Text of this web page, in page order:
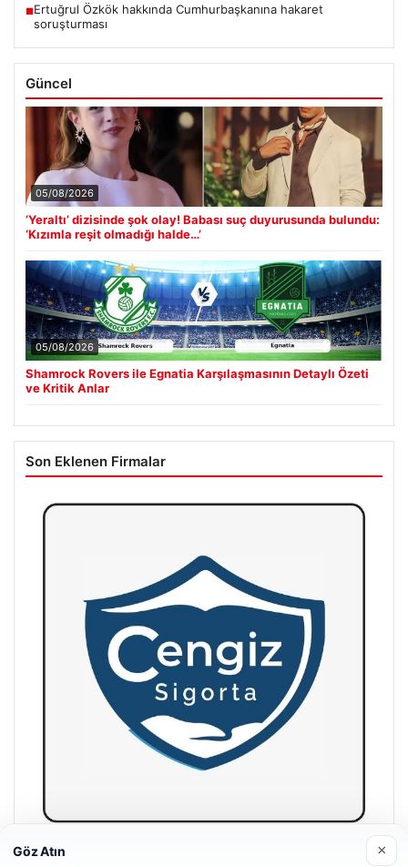
■Ertuğrul Özkök hakkında Cumhurbaşkanına hakaret
soruşturması
Güncel
05/08/2026
‘Yeraltı’ dizisinde şok olay! Babası suç duyurusunda bulundu:
‘Kızımla reşit olmadığı halde…’
05/08/2026
Shamrock Rovers ile Egnatia Karşılaşmasının Detaylı Özeti
ve Kritik Anlar
Son Eklenen Firmalar
Hastaş Beton
Göz Atın ×